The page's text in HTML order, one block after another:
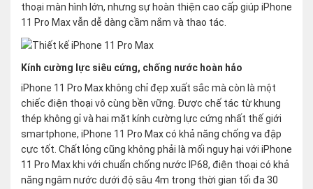
thoại màn hình lớn, nhưng sự hoàn thiện cao cấp giúp iPhone
11 Pro Max vẫn dễ dàng cầm nắm và thao tác.
Kính cường lực siêu cứng, chống nước hoàn hảo
iPhone 11 Pro Max không chỉ đẹp xuất sắc mà còn là một
chiếc điện thoại vô cùng bền vững. Được chế tác từ khung
thép không gỉ và hai mặt kính cường lực cứng nhất thế giới
smartphone, iPhone 11 Pro Max có khả năng chống va đập
cực tốt. Chất lỏng cũng không phải là mối nguy hại với iPhone
11 Pro Max khi với chuẩn chống nước IP68, điện thoại có khả
năng ngâm nước dưới độ sâu 4m trong thời gian tối đa 30